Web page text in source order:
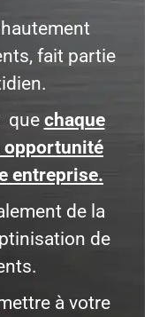
fait partie
que chaque
opportunité
entreprise.
de la
de
à votre